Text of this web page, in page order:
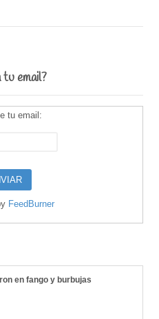
email?
tu email:
FeedBurner
en fango y burbujas